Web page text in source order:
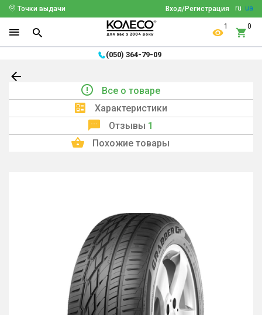
ru ua
Вход/Регистрация
Точки выдачи
1 0
(050) 364-79-09
Все о товаре
Характеристики
Отзывы 1
Похожие товары